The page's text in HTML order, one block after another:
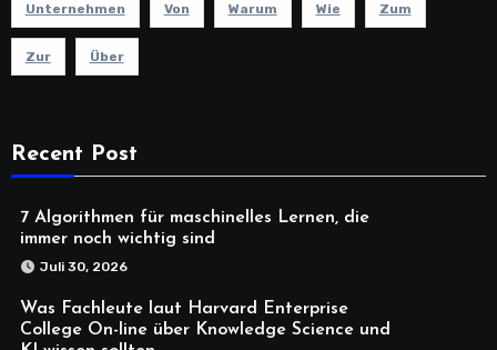
Unternehmen Von Warum Wie Zum
Zur Über
Recent Post
7 Algorithmen für maschinelles Lernen, die
immer noch wichtig sind
Juli 30, 2026
Was Fachleute laut Harvard Enterprise
College On-line über Knowledge Science und